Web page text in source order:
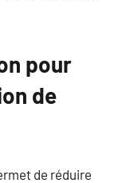
pour
de
de réduire